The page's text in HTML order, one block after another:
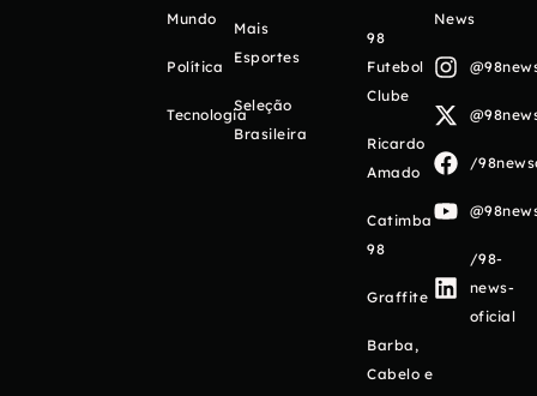
Mundo
Política
Tecnologia
Mais
Esportes
Seleção
Brasileira
98
Futebol
Clube
Ricardo
Amado
Catimba
98
Graffite
Barba,
Cabelo e
News
/
/98-
news-
oficial